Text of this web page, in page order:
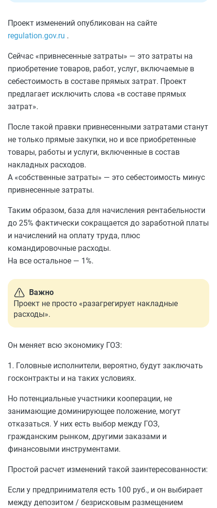
Проект изменений опубликован на сайте
regulation.gov.ru .
Сейчас «привнесенные затраты» — это затраты на
приобретение товаров, работ, услуг, включаемые в
себестоимость в составе прямых затрат. Проект
предлагает исключить слова «в составе прямых
затрат».
После такой правки привнесенными затратами станут
не только прямые закупки, но и все приобретенные
товары, работы и услуги, включенные в состав
накладных расходов.
А «собственные затраты» — это себестоимость минус
привнесенные затраты.
Таким образом, база для начисления рентабельности
до 25% фактически сокращается до заработной платы
и начислений на оплату труда, плюс
командировочные расходы.
На все остальное — 1%.
Важно
Проект не просто «разагрегирует накладные
расходы».
Он меняет всю экономику ГОЗ:
1. Головные исполнители, вероятно, будут заключать
госконтракты и на таких условиях.
Но потенциальные участники кооперации, не
занимающие доминирующее положение, могут
отказаться. У них есть выбор между ГОЗ,
гражданским рынком, другими заказами и
финансовыми инструментами.
Простой расчет изменений такой заинтересованности:
Если у предпринимателя есть 100 руб., и он выбирает
между депозитом / безрисковым размещением